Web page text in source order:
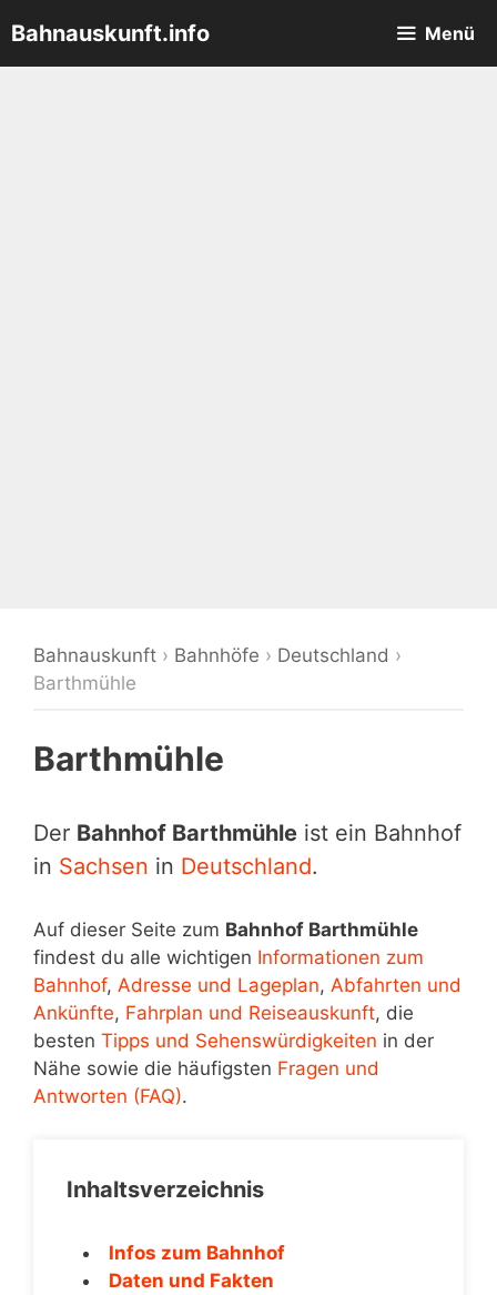
Inhalt
springen
Bahnauskunft.info Menü
Bahnauskunft › Bahnhöfe › Deutschland ›
Barthmühle
Barthmühle
Der Bahnhof Barthmühle ist ein Bahnhof
in Sachsen in Deutschland.
Auf dieser Seite zum Bahnhof Barthmühle
findest du alle wichtigen Informationen zum
Bahnhof, Adresse und Lageplan, Abfahrten und
Ankünfte, Fahrplan und Reiseauskunft, die
besten Tipps und Sehenswürdigkeiten in der
Nähe sowie die häufigsten Fragen und
Antworten (FAQ).
Inhaltsverzeichnis
Infos zum Bahnhof
Daten und Fakten